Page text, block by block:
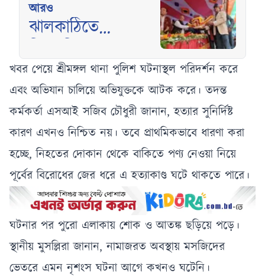
আরও
ঝালকাঠিতে
আওয়ামী লীগ নেতার
উপস্থিতি ঘিরে তুমুল
বিতর্ক
খবর পেয়ে শ্রীমঙ্গল থানা পুলিশ ঘটনাস্থল পরিদর্শন করে
এবং অভিযান চালিয়ে অভিযুক্তকে আটক করে। তদন্ত
কর্মকর্তা এসআই সজিব চৌধুরী জানান, হত্যার সুনির্দিষ্ট
কারণ এখনও নিশ্চিত নয়। তবে প্রাথমিকভাবে ধারণা করা
হচ্ছে, নিহতের দোকান থেকে বাকিতে পণ্য নেওয়া নিয়ে
পূর্বের বিরোধের জের ধরে এ হত্যাকাণ্ড ঘটে থাকতে পারে।
ঘটনার পর পুরো এলাকায় শোক ও আতঙ্ক ছড়িয়ে পড়ে।
স্থানীয় মুসল্লিরা জানান, নামাজরত অবস্থায় মসজিদের
ভেতরে এমন নৃশংস ঘটনা আগে কখনও ঘটেনি।